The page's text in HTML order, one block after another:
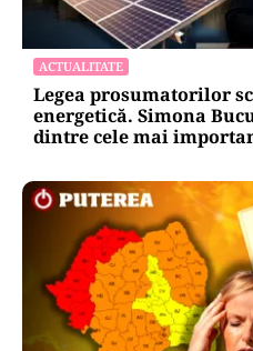
ACTUALITATE
Legea prosumatorilor
energetică. Simona
dintre cele mai